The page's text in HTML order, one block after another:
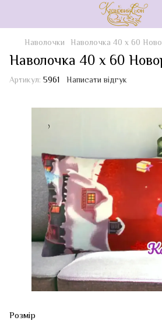
Наволочки Наволочка 40 х 60
Наволочка 40 х 60
Артикул: 5961 Написати відгук
Розмір